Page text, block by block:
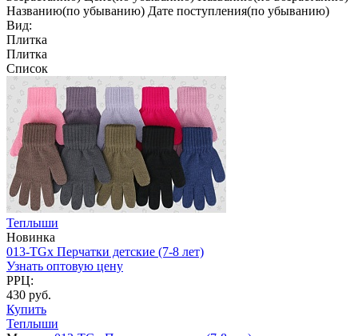
Названию(по убыванию) Дате поступления(по убыванию)
Вид:
Плитка
Плитка
Список
Теплыши
Новинка
013-TGx Перчатки детские (7-8 лет)
Узнать оптовую цену
РРЦ:
430 руб.
Купить
Теплыши